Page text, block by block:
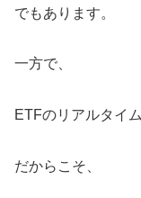
でもあります。
一方で、
ETFのリアルタイ
だからこそ、